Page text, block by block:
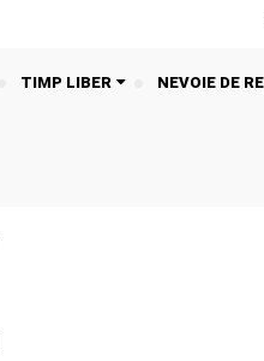
TIMP LIBER
NEVOIE DE